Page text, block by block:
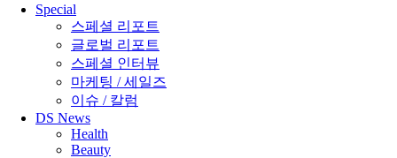
search
Menu
Special
스페셜 리포트
글로벌 리포트
스페셜 인터뷰
마케팅 / 세일즈
이슈 / 칼럼
DS News
Health
Beauty